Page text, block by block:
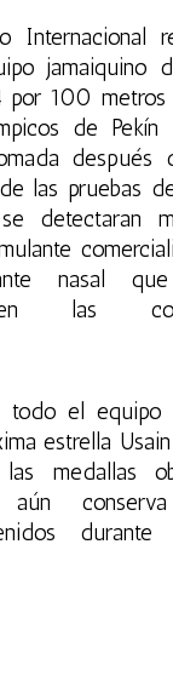
Internacional
jamaiquino
100 metros
de
después
las pruebas
detectaran
nasal
las
todo el equipo
estrella
medallas
conserva
durante